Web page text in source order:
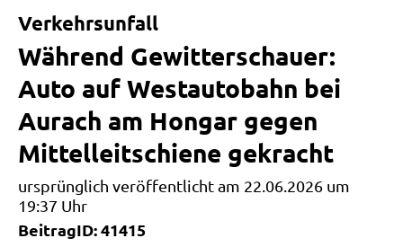
Verkehrsunfall
Während Gewitterschauer:
Auto auf Westautobahn bei
Aurach am Hongar gegen
Mittelleitschiene gekracht
ursprünglich veröffentlicht am 22.06.2026 um
19:37 Uhr
BeitragID: 41415